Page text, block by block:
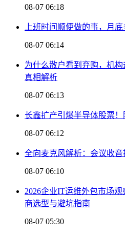
08-07 06:18
上班时间顺便做的事，月
08-07 06:14
为什么散户看到弃购，机
真相解析
08-07 06:13
长鑫扩产引爆半导体股票
08-07 06:12
全向麦克风解析：会议收音
08-07 06:10
2026企业IT运维外包市场
商选型与避坑指南
08-07 05:30